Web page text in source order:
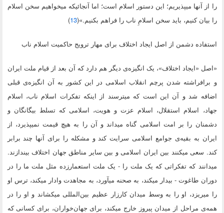
را از آنها میپذیریم؛ این دستور اسلام است؛ اما آنجائیکه میخواهیم سخن اسلام
را بیان کنیم، باید سخن اسلامِ ناب را فراهم بکنیم.»(13
)
استفاده دشمن از اصل ایجاد اختلاف برای مهار ترویج حاکمیت اسلام ناب
«اصل «ایجاد اختلاف»، یک انگیزه‌ی دیگر هم دارد که آن بعد از قیام ملت ایران
و برافراشته شدن پرچم انقلاب اسلامی در این کشور به آن انگیزه‌ی قبلی
اضافه شد و آن این است که میترسند از اینکه تفکرات اسلام ناب، اسلام
جهاد، اسلام استقلال، اسلام عزت و هویت، اسلامی که تسلط بیگانگان و
دشمنان را بر امت اسلامی گناه میداند و آن را به هیچ قیمت نمیپذیرد، از
ایران به بقیه‌ی جوامع اسلامی سرایت کند و مشکله را برای آنها چند برابر
کند. سعی میکنند بین ایران اسلامی و بین سایر مناطق جهان اختلاف بیندازند.
میدانند که تفکراتی که یک ملت را - یک ملت استعمارزده مثل ملت ما را در
دوران طاغوت - بیدار میکند، به صحنه میآورد، به مجاهدت وادار میکند، ترس او
را میریزد، او را به وسط میدان کارزار عظیم بین‌المللی میکشاند و او را در
همه‌ی مراحل از میدان پیروز خارج میکند، برای جهان‌خواران، برای کسانی که